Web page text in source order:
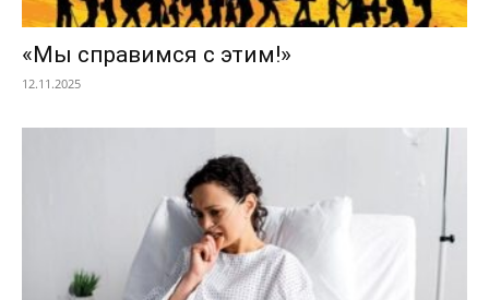
«Мы справимся с этим!»
12.11.2025